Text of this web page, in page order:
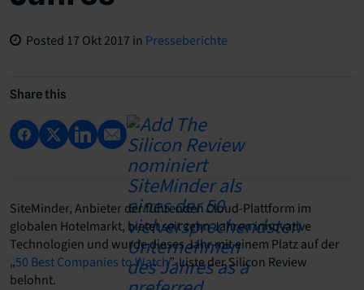
Posted 17 Okt 2017 in Presseberichte
Share this
SiteMinder, Anbieter der führenden Cloud-Plattform im
globalen Hotelmarkt, bietet seit zehn Jahren innovative
Technologien und wurde dieses Jahr mit einem Platz auf der
„50 Best Companies to Watch”-Liste der Silicon Review
belohnt.